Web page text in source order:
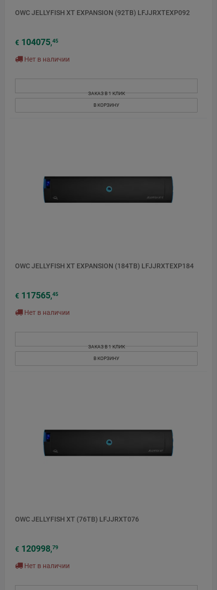
OWC JELLYFISH XT EXPANSION (92TB) LFJJRXTEXP092
€ 104075,45
Нет в наличии
ЗАКАЗ В 1 КЛИК
В КОРЗИНУ
OWC JELLYFISH XT EXPANSION (184TB) LFJJRXTEXP184
€ 117565,45
Нет в наличии
ЗАКАЗ В 1 КЛИК
В КОРЗИНУ
OWC JELLYFISH XT (76TB) LFJJRXT076
€ 120998,79
Нет в наличии